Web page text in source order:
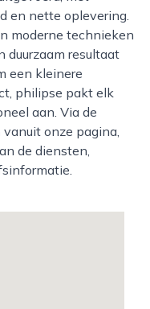
en nette oplevering.
moderne technieken
duurzaam resultaat
een kleinere
philipse pakt elk
aan. Via de
onze pagina,
de diensten,